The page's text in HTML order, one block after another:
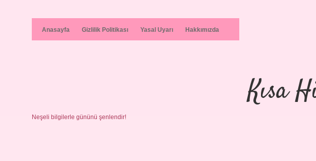
Anasayfa Gizlilik Politikası Yasal Uyarı Hakkımızda
Kısa
Neşeli bilgilerle gününü şenlendir!